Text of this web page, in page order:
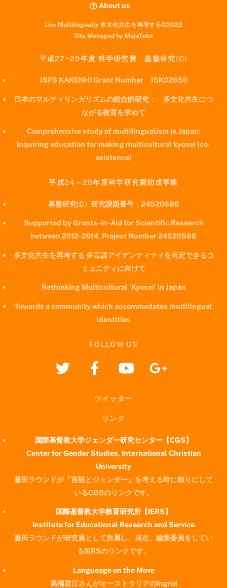
About us
Live Multilingually 多文化共生を再考する©2022
Site Managed by MojaTube
平成27−29年度 科学研究費 基盤研究(C)
JSPS KAKENHI Grant Number 15K02659
日本のマルティリンガリズムの総合的研究： 多文化共生につ
ながる教育を求めて
Comprehensive study of multilingualism in Japan:
Inquiring education for making multicultural kyosei (co-
existence)
平成24～26年度科学研究費助成事業
基盤研究(C）研究課題番号：24520586
Supported by Grants-in-Aid for Scientific Research
between 2012-2014, Project Number 24520586
多文化共生を再考する 多言語アイデンティティを肯定できるコ
ミュニティに向けて
Rethinking Multicultural 'Kyosei' in Japan
Towards a community which accommodates multilingual
identities
FOLLOW US
ツイッター
リンク
国際基督教大学ジェンダー研究センター【CGS】
Center for Gender Studies, International Christian
University
藤田ラウンドが「言語とジェンダー」を考える時に頼りにして
いるCGSのリンクです。
国際基督教大学教育研究所【IERS】
Institute for Educational Research and Service
藤田ラウンドが研究員として所属し、現在、編集委員をしてい
るIERSのリンクです。
Langueage on the Move
高橋君江さんがオーストラリアのIngrid